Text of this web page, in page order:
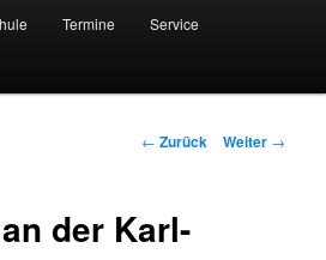
Termine Service
Beitrags-
← Zurück Weiter →
der Karl-